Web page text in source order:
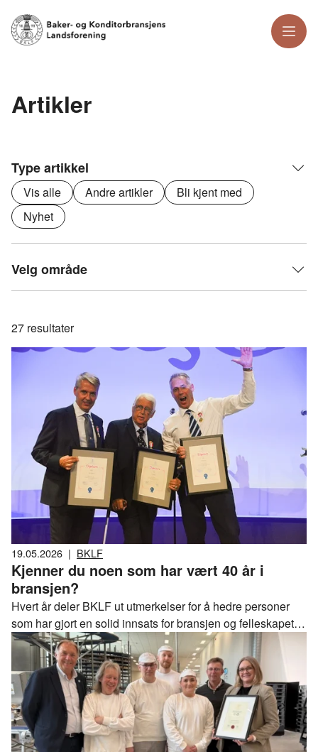
Meny
Artikler
Type artikkel
Vis alle Andre artikler
Bli kjent med
Nyhet
Velg område
27 resultater
19.05.2026 | BKLF
Kjenner du noen som har vært 40 år i
bransjen?
Hvert år deler BKLF ut utmerkelser for å hedre personer
som har gjort en solid innsats for bransjen og felleskapet.
En av utmerkelsene er 40-årsmedaljen.